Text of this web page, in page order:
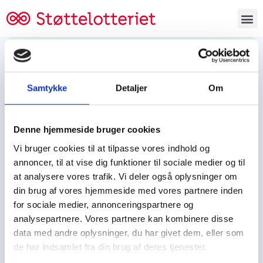
Samtykke Detaljer Om
Denne hjemmeside bruger cookies
Vi bruger cookies til at tilpasse vores indhold og
annoncer, til at vise dig funktioner til sociale medier og til
at analysere vores trafik. Vi deler også oplysninger om
din brug af vores hjemmeside med vores partnere inden
for sociale medier, annonceringspartnere og
analysepartnere. Vores partnere kan kombinere disse
data med andre oplysninger, du har givet dem, eller som
de har indsamlet fra din brug af deres tjenester.
Tjen penge og støt
Tjen penge til:
Spejdere/spejdergruppen/FDF’ere, m.fl.
Kontor
Tjenpengeogstoet.dk
Ejby Industrivej 91
DK – 2600 Glostrup
CVR: 19347508